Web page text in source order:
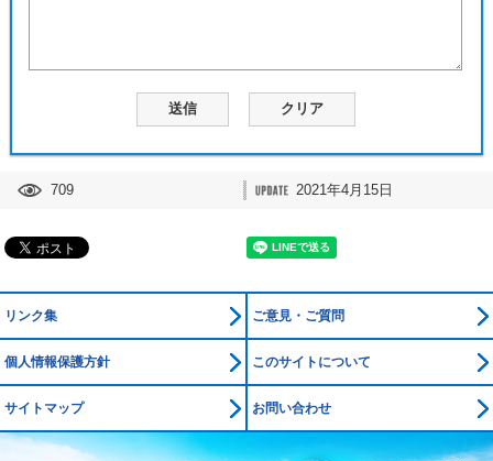
709 2021年4月15日
リンク集 ご意見・ご質問
個人情報保護方針 このサイトについて
サイトマップ お問い合わせ